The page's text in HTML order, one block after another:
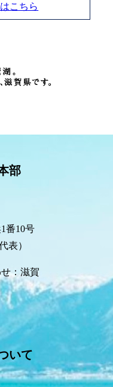
こちら
部
番10号
表）
：滋賀
いて